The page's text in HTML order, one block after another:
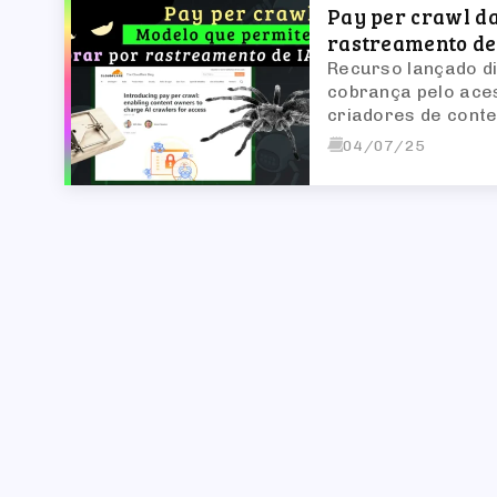
Pay per crawl
rastreamento
Recurso lançado
cobrança pelo
criadores de
04/07/25